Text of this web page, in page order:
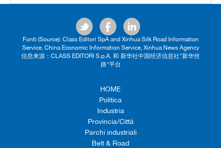
Fonti (Source): Class Editori SpA and Xinhua Silk Road Information
Service, China Economic Information Service, Xinhua News Agency
信息来源：CLASS EDITORI S.p.A. 和 新华社中国经济信息社“新华丝
路”平台
HOME
Politica
Industria
Provincia/Città
Parchi industriali
Belt & Road